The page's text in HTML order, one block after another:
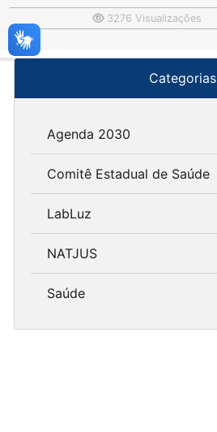
3276 Visualizações
Categorias
Agenda 2030
Comitê Estadual de Saúde
LabLuz
NATJUS
Saúde